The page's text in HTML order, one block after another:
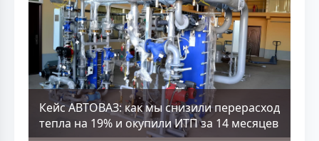
Кейс АВТОВАЗ: как мы снизили перерасход
тепла на 19% и окупили ИТП за 14 месяцев